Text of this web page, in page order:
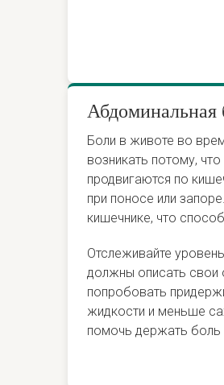
Абдоминальная
Боли в животе во
возникать потому,
продвигаются по
при поносе или
кишечнике, что
Отслеживайте
должны описать
попробовать
жидкости и меньше
помочь держать боль